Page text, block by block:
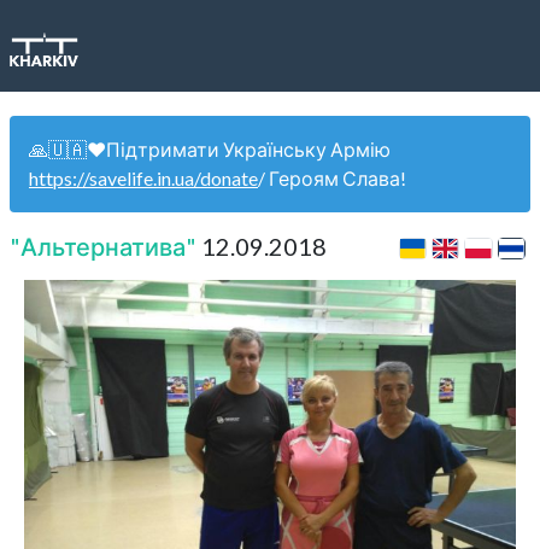
🙏🇺🇦❤️Підтримати Українську Армію
https://savelife.in.ua/donate/ Героям Слава!
"Альтернатива" 12.09.2018